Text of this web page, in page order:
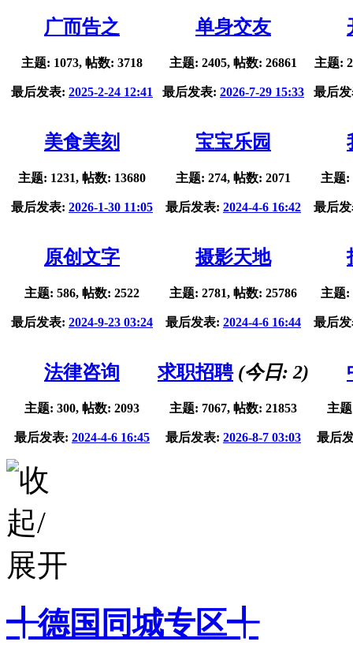
广而告之
主题: 1073, 帖数: 3718
最后发表: 2025-2-24 12:41
单身交友
主题: 2405, 帖数: 26861
最后发表: 2026-7-29 15:33
主题:
最后
美食美刻
主题: 1231, 帖数: 13680
最后发表: 2026-1-30 11:05
宝宝乐园
主题: 274, 帖数: 2071
最后发表: 2024-4-6 16:42
主题:
最后
原创文字
主题: 586, 帖数: 2522
最后发表: 2024-9-23 03:24
摄影天地
主题: 2781, 帖数: 25786
最后发表: 2024-4-6 16:44
主题:
最后
法律咨询
主题: 300, 帖数: 2093
最后发表: 2024-4-6 16:45
求职招聘(今日: 2)
主题: 7067, 帖数: 21853
最后发表: 2026-8-7 03:03
主
最后
╃德国同城专区╃